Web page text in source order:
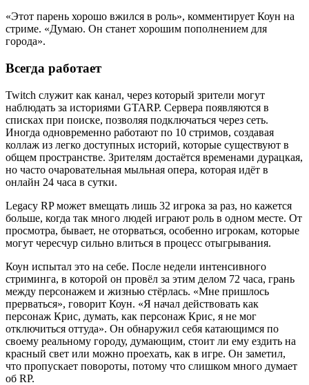
«Этот парень хорошо вжился в роль», комментирует Коун на
стриме. «Думаю. Он станет хорошим пополнением для
города».
Всегда работает
Twitch служит как канал, через который зрители могут
наблюдать за историями GTARP. Сервера появляются в
списках при поиске, позволяя подключаться через сеть.
Иногда одновременно работают по 10 стримов, создавая
коллаж из легко доступных историй, которые существуют в
общем пространстве. Зрителям достаётся временами дурацкая,
но часто очаровательная мыльная опера, которая идёт в
онлайн 24 часа в сутки.
Legacy RP может вмещать лишь 32 игрока за раз, но кажется
больше, когда так много людей играют роль в одном месте. От
просмотра, бывает, не оторваться, особенно игрокам, которые
могут чересчур сильно влиться в процесс отыгрывания.
Коун испытал это на себе. После недели интенсивного
стриминга, в которой он провёл за этим делом 72 часа, грань
между персонажем и жизнью стёрлась. «Мне пришлось
прерваться», говорит Коун. «Я начал действовать как
персонаж Крис, думать, как персонаж Крис, я не мог
отключиться оттуда». Он обнаружил себя катающимся по
своему реальному городу, думающим, стоит ли ему ездить на
красный свет или можно проехать, как в игре. Он заметил,
что пропускает повороты, потому что слишком много думает
об RP.